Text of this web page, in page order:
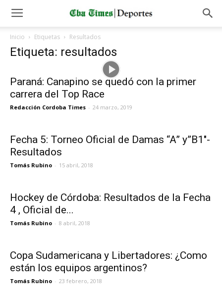
Inicio Etiquetas Resultados
Etiqueta: resultados
Paraná: Canapino se quedó con la primer
carrera del Top Race
Redacción Cordoba Times - 24 marzo, 2019
Fecha 5: Torneo Oficial de Damas “A” y”B1″-
Resultados
Tomás Rubino - 15 abril, 2018
Hockey de Córdoba: Resultados de la Fecha
4 , Oficial de...
Tomás Rubino - 8 abril, 2018
Copa Sudamericana y Libertadores: ¿Como
están los equipos argentinos?
Tomás Rubino - 23 febrero, 2018